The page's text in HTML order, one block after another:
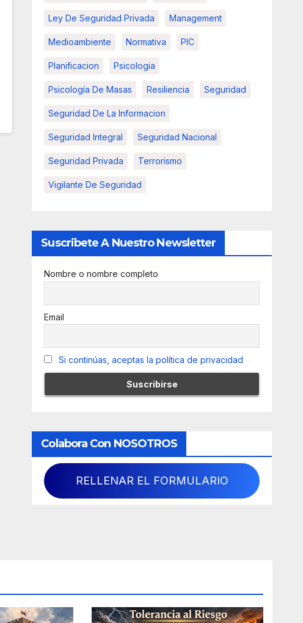
Ley De Seguridad Privada Management
Medioambiente Normativa PIC
Planificacion Psicologia
Psicología De Masas Resiliencia Seguridad
Seguridad De La Informacion
Seguridad Integral Seguridad Nacional
Seguridad Privada Terrorismo
Vigilante De Seguridad
Suscribete A Nuestro Newsletter
Nombre o nombre completo
Email
Si continúas, aceptas la política de privacidad
Colabora Con NOSOTROS
RELLENAR EL FORMULARIO